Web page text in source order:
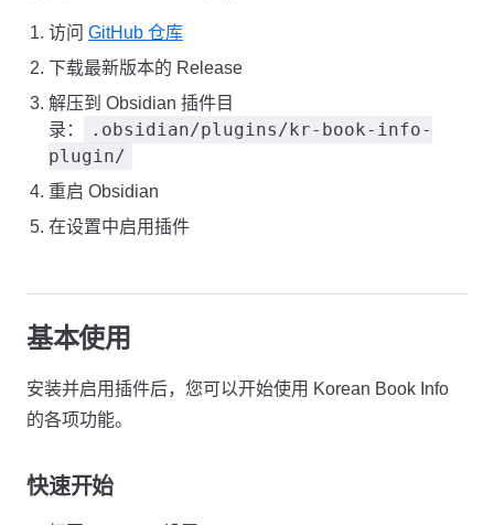
访问 GitHub 仓库
下载最新版本的 Release
解压到 Obsidian 插件目
录：
.obsidian/plugins/kr-book-info-
plugin/
重启 Obsidian
在设置中启用插件
基本使用
安装并启用插件后，您可以开始使用 Korean Book Info
的各项功能。
快速开始